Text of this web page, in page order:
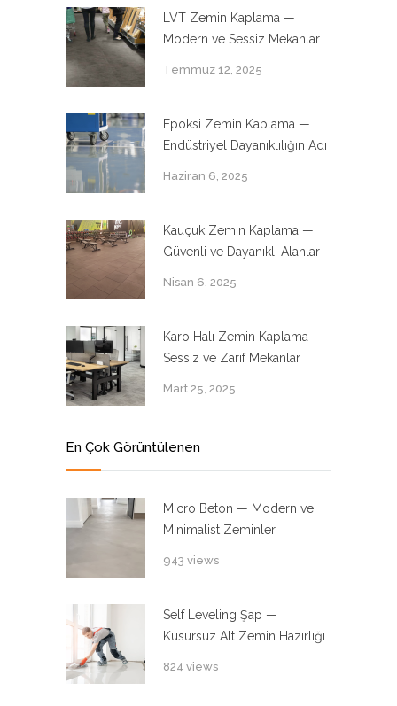
LVT Zemin Kaplama —
Modern ve Sessiz Mekanlar
Temmuz 12, 2025
Epoksi Zemin Kaplama —
Endüstriyel Dayanıklılığın Adı
Haziran 6, 2025
Kauçuk Zemin Kaplama —
Güvenli ve Dayanıklı Alanlar
Nisan 6, 2025
Karo Halı Zemin Kaplama —
Sessiz ve Zarif Mekanlar
Mart 25, 2025
En Çok Görüntülenen
Micro Beton — Modern ve
Minimalist Zeminler
943 views
Self Leveling Şap —
Kusursuz Alt Zemin Hazırlığı
824 views